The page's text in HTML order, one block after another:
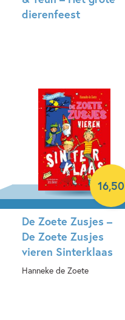
dierenfeest
De Zoete Zusjes –
De Zoete Zusjes
vieren Sinterklaas
Hanneke de Zoete
16,50